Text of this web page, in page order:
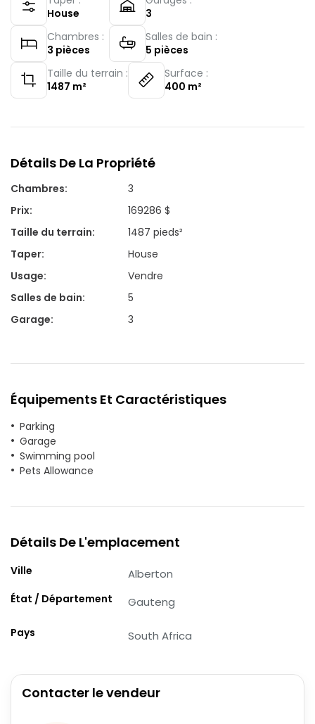
House
3
Chambres :
3 pièces
Salles de bain :
5 pièces
Taille du terrain :
1487 m²
Surface :
400 m²
Détails De La Propriété
Chambres:
3
Prix:
169286 $
Taille du terrain:
1487 pieds²
Taper:
House
Usage:
Vendre
Salles de bain:
5
Garage: 3
Équipements Et Caractéristiques
Parking
Garage
Swimming pool
Pets Allowance
Détails De L'emplacement
Ville Alberton
État / Département Gauteng
Pays South Africa
Contacter le vendeur